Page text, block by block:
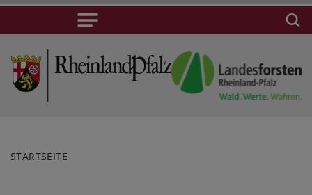
STARTSEITE